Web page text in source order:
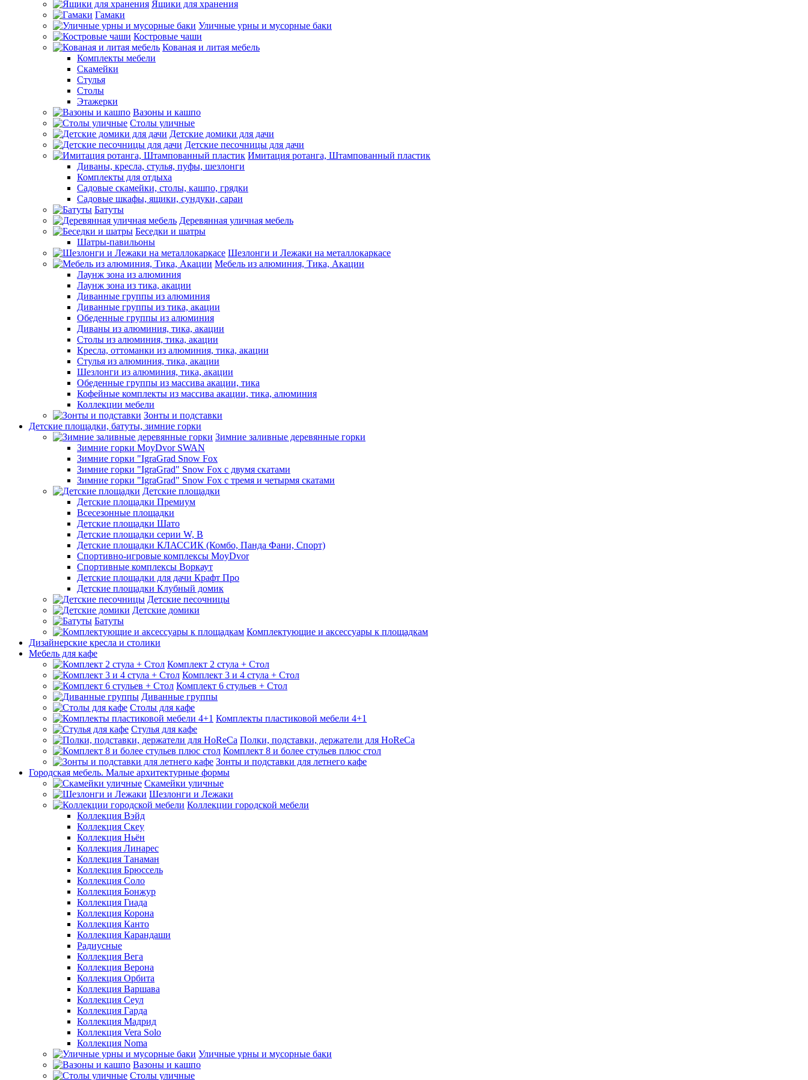
Ящики для хранения
Гамаки
Уличные урны и мусорные баки
Костровые чаши
Кованая и литая мебель
Комплекты мебели
Скамейки
Стулья
Столы
Этажерки
Вазоны и кашпо
Столы уличные
Детские домики для дачи
Детские песочницы для дачи
Имитация ротанга, Штампованный пластик
Диваны, кресла, стулья, пуфы, шезлонги
Комплекты для отдыха
Садовые скамейки, столы, кашпо, грядки
Садовые шкафы, ящики, сундуки, сараи
Батуты
Деревянная уличная мебель
Беседки и шатры
Шатры-павильоны
Шезлонги и Лежаки на металлокаркасе
Мебель из алюминия, Тика, Акации
Лаунж зона из алюминия
Лаунж зона из тика, акации
Диванные группы из алюминия
Диванные группы из тика, акации
Обеденные группы из алюминия
Диваны из алюминия, тика, акации
Столы из алюминия, тика, акации
Кресла, оттоманки из алюминия, тика, акации
Стулья из алюминия, тика, акации
Шезлонги из алюминия, тика, акации
Обеденные группы из массива акации, тика
Кофейные комплекты из массива акации, тика, алюминия
Коллекции мебели
Зонты и подставки
Детские площадки, батуты, зимние горки
Зимние заливные деревянные горки
Зимние горки MoyDvor SWAN
Зимние горки "IgraGrad Snow Fox
Зимние горки "IgraGrad" Snow Fox с двумя скатами
Зимние горки "IgraGrad" Snow Fox с тремя и четырмя скатами
Детские площадки
Детские площадки Премиум
Всесезонные площадки
Детские площадки Шато
Детские площадки серии W, В
Детские площадки КЛАССИК (Комбо, Панда Фани, Спорт)
Спортивно-игровые комплексы MoyDvor
Спортивные комплексы Воркаут
Детские площадки для дачи Крафт Про
Детские площадки Клубный домик
Детские песочницы
Детские домики
Батуты
Комплектующие и аксессуары к площадкам
Дизайнерские кресла и столики
Мебель для кафе
Комплект 2 стула + Стол
Комплект 3 и 4 стула + Стол
Комплект 6 стульев + Стол
Диванные группы
Столы для кафе
Комплекты пластиковой мебели 4+1
Стулья для кафе
Полки, подставки, держатели для HoReCa
Комплект 8 и более стульев плюс стол
Зонты и подставки для летнего кафе
Городская мебель. Малые архитектурные формы
Скамейки уличные
Шезлонги и Лежаки
Коллекции городской мебели
Коллекция Вэйд
Коллекция Скеу
Коллекция Ньён
Коллекция Линарес
Коллекция Танаман
Коллекция Брюссель
Коллекция Соло
Коллекция Бонжур
Коллекция Гиада
Коллекция Корона
Коллекция Канто
Коллекция Карандаши
Радиусные
Коллекция Вега
Коллекция Верона
Коллекция Орбита
Коллекция Варшава
Коллекция Сеул
Коллекция Гарда
Коллекция Мадрид
Коллекция Vera Solo
Коллекция Noma
Уличные урны и мусорные баки
Вазоны и кашпо
Столы уличные